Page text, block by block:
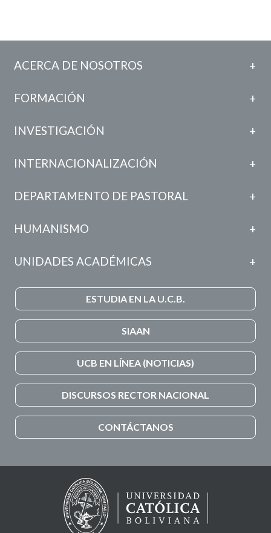
ACERCA DE NOSOTROS
FORMACIÓN
INVESTIGACIÓN
INTERNACIONALIZACIÓN
DEPARTAMENTO DE PASTORAL
HUMANISMO
UNIDADES ACADÉMICAS
ESTUDIA EN LA U.C.B.
SIAAN
UCB EN LÍNEA (NOTICIAS)
DISCURSOS RECTOR NACIONAL
CONTÁCTANOS